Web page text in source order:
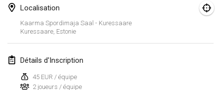
Localisation
Kaarma Spordimaja Saal - Kuressaare
Kuressaare, Estonie
Détails d'Inscription
45 EUR / équipe
2 joueurs / équipe
23 janv. 2022
février 2022
4 févr. 2022| République tchèque